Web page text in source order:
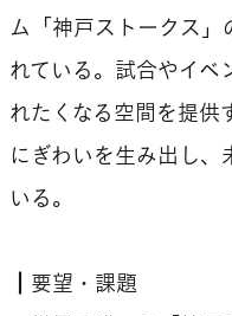
ム「神戸ストークス」
れている。試合やイベ
れたくなる空間を提供
にぎわいを生み出し、
いる。
┃要望・課題